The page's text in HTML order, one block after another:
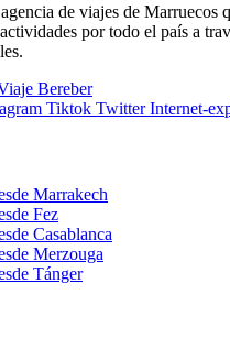
de viajes de Marruecos
por todo el país a
Bereber
Tiktok Twitter Internet-
Marrakech
Fez
Casablanca
Merzouga
Tánger